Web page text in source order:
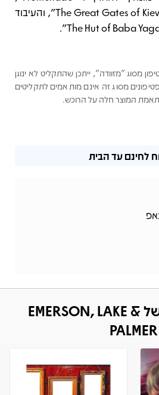
האנרגיה והעוצמה של “The Great Gates of Kiev”, והעיבוד
מסוג "מזוודה", ייתכן שהתקליט לא ינוגן
מסוג זה אינם מותאמים לתקליטים
המוצר חלה על הרוכש.
לחינם עד הבית
עוד תקליטים של EMERSON, LAKE &
PALMER